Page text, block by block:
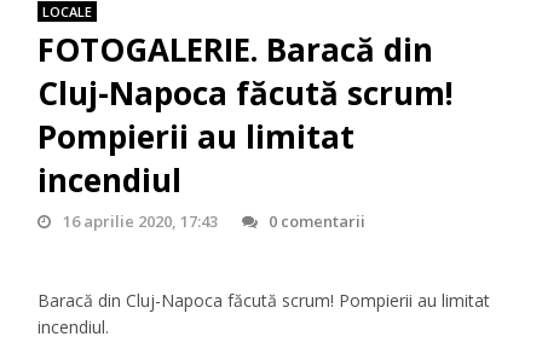
LOCALE
FOTOGALERIE. Baracă din
Cluj-Napoca făcută scrum!
Pompierii au limitat
incendiul
16 aprilie 2020, 17:43 0 comentarii
Baracă din Cluj-Napoca făcută scrum! Pompierii au limitat
incendiul.